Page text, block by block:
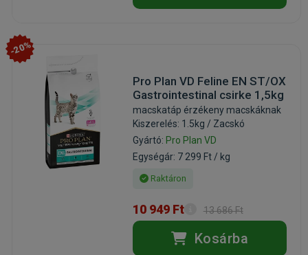
-20%
Pro Plan VD Feline EN ST/OX
Gastrointestinal csirke 1,5kg
macskatáp érzékeny macskáknak
Kiszerelés: 1.5kg / Zacskó
Gyártó: Pro Plan VD
Egységár: 7 299 Ft / kg
Raktáron
10 949 Ft 13 686 Ft
Kosárba